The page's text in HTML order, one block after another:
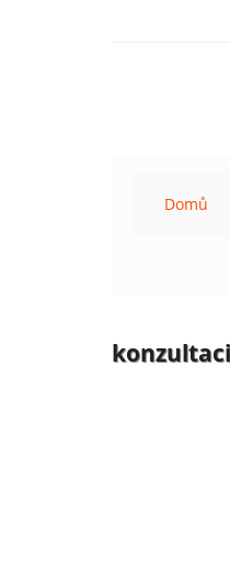
Domů
konzultaci